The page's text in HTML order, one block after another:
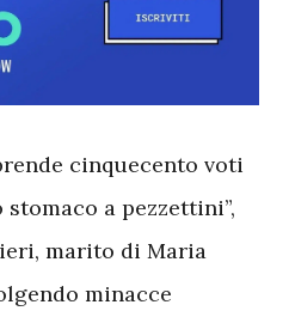
cinquecento voti
a pezzettini”,
marito di Maria
minacce